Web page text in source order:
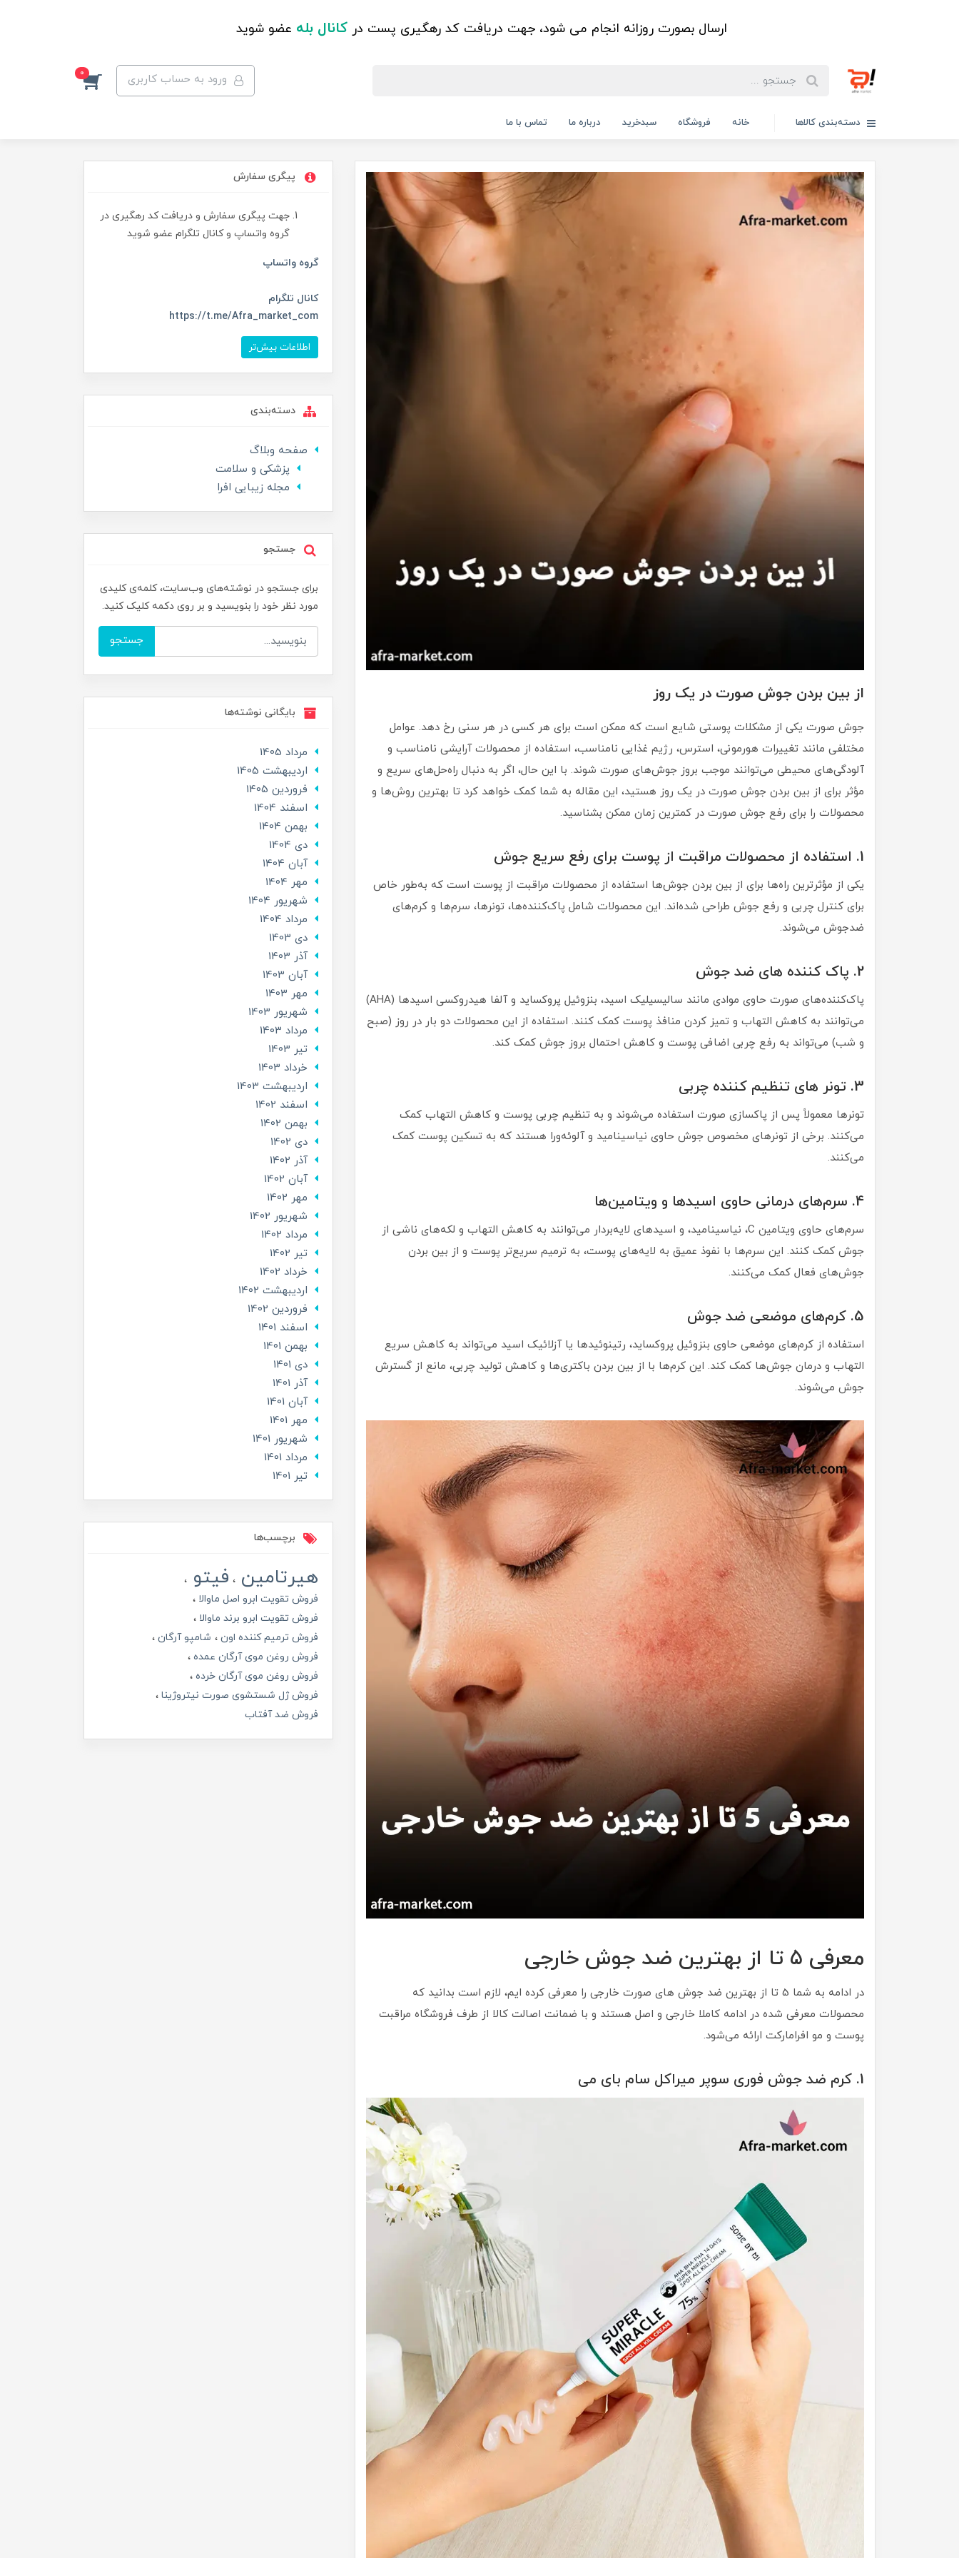
ارسال بصورت روزانه انجام می شود، جهت دریافت کد رهگیری پست در کانال بله عضو شوید
ورود به حساب کاربری 0
دسته‌بندی کالاها خانه فروشگاه سبدخرید درباره ما تماس با ما
از بین بردن جوش صورت در یک روز
جوش صورت یکی از مشکلات پوستی شایع است که ممکن است برای هر کسی در هر سنی رخ دهد. عوامل
مختلفی مانند تغییرات هورمونی، استرس، رژیم غذایی نامناسب، استفاده از محصولات آرایشی نامناسب و
آلودگی‌های محیطی می‌توانند موجب بروز جوش‌های صورت شوند. با این حال، اگر به دنبال راه‌حل‌های سریع و
مؤثر برای از بین بردن جوش صورت در یک روز هستید، این مقاله به شما کمک خواهد کرد تا بهترین روش‌ها و
محصولات را برای رفع جوش صورت در کمترین زمان ممکن بشناسید.
1. استفاده از محصولات مراقبت از پوست برای رفع سریع جوش
یکی از مؤثرترین راه‌ها برای از بین بردن جوش‌ها استفاده از محصولات مراقبت از پوست است که به‌طور خاص
برای کنترل چربی و رفع جوش طراحی شده‌اند. این محصولات شامل پاک‌کننده‌ها، تونرها، سرم‌ها و کرم‌های
ضدجوش می‌شوند.
2. پاک‌ کننده‌ های ضد جوش
پاک‌کننده‌های صورت حاوی موادی مانند سالیسیلیک اسید، بنزوئیل پروکساید و آلفا هیدروکسی اسیدها (AHA)
می‌توانند به کاهش التهاب و تمیز کردن منافذ پوست کمک کنند. استفاده از این محصولات دو بار در روز (صبح
و شب) می‌تواند به رفع چربی اضافی پوست و کاهش احتمال بروز جوش کمک کند.
3. تونر های تنظیم‌ کننده چربی
تونرها معمولاً پس از پاکسازی صورت استفاده می‌شوند و به تنظیم چربی پوست و کاهش التهاب کمک
می‌کنند. برخی از تونرهای مخصوص جوش حاوی نیاسینامید و آلوئه‌ورا هستند که به تسکین پوست کمک
می‌کنند.
4. سرم‌های درمانی حاوی اسیدها و ویتامین‌ها
سرم‌های حاوی ویتامین C، نیاسینامید، و اسیدهای لایه‌بردار می‌توانند به کاهش التهاب و لکه‌های ناشی از
جوش کمک کنند. این سرم‌ها با نفوذ عمیق به لایه‌های پوست، به ترمیم سریع‌تر پوست و از بین بردن
جوش‌های فعال کمک می‌کنند.
5. کرم‌های موضعی ضد جوش
استفاده از کرم‌های موضعی حاوی بنزوئیل پروکساید، رتینوئیدها یا آزلائیک اسید می‌تواند به کاهش سریع
التهاب و درمان جوش‌ها کمک کند. این کرم‌ها با از بین بردن باکتری‌ها و کاهش تولید چربی، مانع از گسترش
جوش می‌شوند.
معرفی 5 تا از بهترین ضد جوش خارجی
در ادامه به شما 5 تا از بهترین ضد جوش های صورت خارجی را معرفی کرده ایم، لازم است بدانید که
محصولات معرفی شده در ادامه کاملا خارجی و اصل هستند و با ضمانت اصالت کالا از طرف فروشگاه مراقبت
پوست و مو افرامارکت ارائه می‌شود.
1. کرم ضد جوش فوری سوپر میراکل سام بای می
پیگری سفارش
جهت پیگری سفارش و دریافت کد رهگیری در
گروه واتساپ و کانال تلگرام عضو شوید
گروه واتساپ
کانال تلگرام
https://t.me/Afra_market_com
اطلاعات بیش‌تر
دسته‌بندی
صفحه وبلاگ
پزشکی و سلامت
مجله زیبایی افرا
جستجو
برای جستجو در نوشته‌های وب‌سایت، کلمه‌ی کلیدی
مورد نظر خود را بنویسید و بر روی دکمه کلیک کنید.
جستجو
بایگانی نوشته‌ها
مرداد 1405
ارديبهشت 1405
فروردین 1405
اسفند 1404
بهمن 1404
دی 1404
آبان 1404
مهر 1404
شهریور 1404
مرداد 1404
دی 1403
آذر 1403
آبان 1403
مهر 1403
شهریور 1403
مرداد 1403
تير 1403
خرداد 1403
ارديبهشت 1403
اسفند 1402
بهمن 1402
دی 1402
آذر 1402
آبان 1402
مهر 1402
شهریور 1402
مرداد 1402
تير 1402
خرداد 1402
ارديبهشت 1402
فروردین 1402
اسفند 1401
بهمن 1401
دی 1401
آذر 1401
آبان 1401
مهر 1401
شهریور 1401
مرداد 1401
تير 1401
برچسب‌ها
هیرتامین فیتو
فروش تقویت ابرو اصل ماوالا
فروش تقویت ابرو برند ماوالا
فروش ترمیم کننده اون
شامپو آرگان
فروش روغن موی آرگان عمده
فروش روغن موی آرگان خرده
فروش ژل شستشوی صورت نیتروژینا
فروش ضد آفتاب